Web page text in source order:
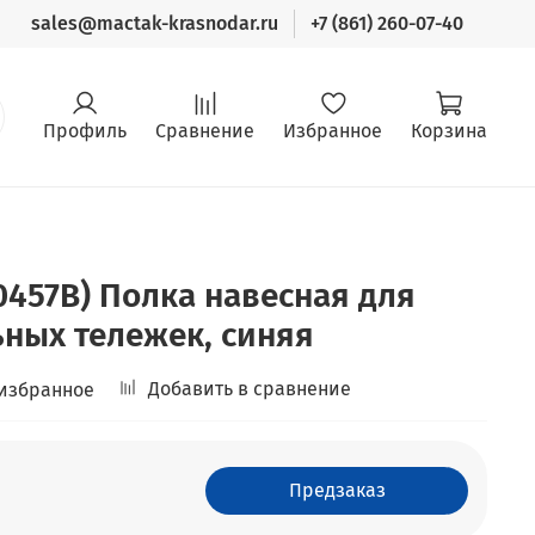
sales@mactak-krasnodar.ru +7 (861) 260-07-40
Профиль Сравнение Избранное Корзина
Полка навесная для
тележек, синяя
Добавить в сравнение
Предзаказ